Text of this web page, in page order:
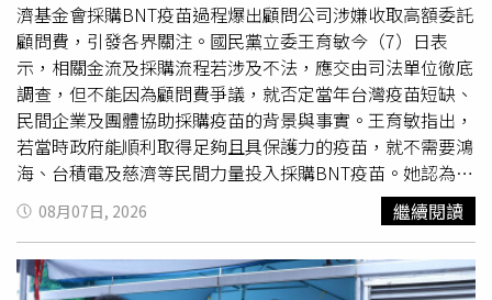
濟基金會採購BNT疫苗過程爆出顧問公司涉嫌收取高額委託
顧問費，引發各界關注。國民黨立委王育敏今（7）日表
示，相關金流及採購流程若涉及不法，應交由司法單位徹底
調查，但不能因為顧問費爭議，就否定當年台灣疫苗短缺、
民間企業及團體協助採購疫苗的背景與事實。王育敏指出，
若當時政府能順利取得足夠且具保護力的疫苗，就不需要鴻
海、台積電及慈濟等民間力量投入採購BNT疫苗。她認為，
民間企業與團體出面協助採購，本身就反映出台灣當時確實
面臨疫苗供應不足的情況。她回憶，疫情期間鴻海創辦人郭
台銘曾多次向總統府表達協助採購疫苗的意願，也透過社群
平台公開說明進度，而政府當時對民間採購疫苗的態度，也
08月07日, 2026 繼續閱讀